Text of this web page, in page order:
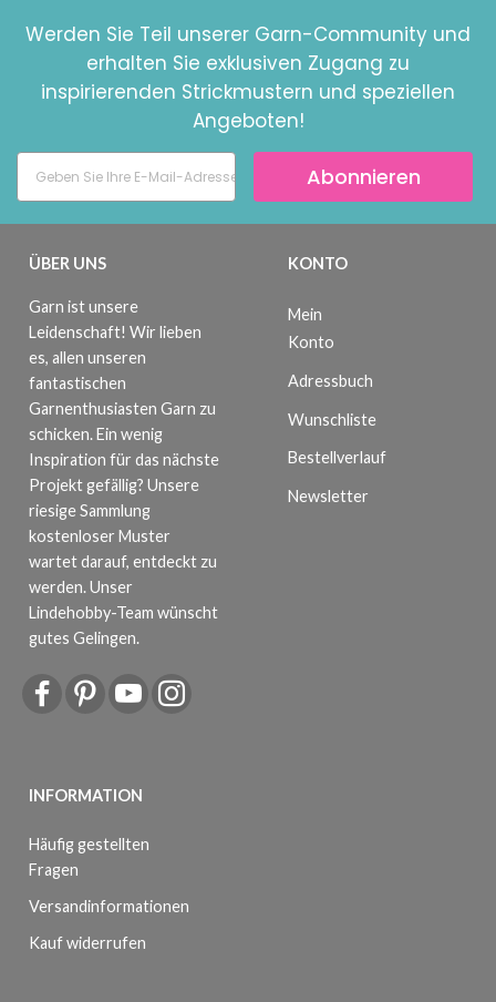
Werden Sie Teil unserer Garn-Community und
erhalten Sie exklusiven Zugang zu
inspirierenden Strickmustern und speziellen
Angeboten!
Abonnieren
ÜBER UNS
Garn ist unsere
Leidenschaft! Wir lieben
es, allen unseren
fantastischen
Garnenthusiasten Garn zu
schicken. Ein wenig
Inspiration für das nächste
Projekt gefällig? Unsere
riesige Sammlung
kostenloser Muster
wartet darauf, entdeckt zu
werden. Unser
Lindehobby-Team wünscht
gutes Gelingen.
INFORMATION
Häufig gestellten
Fragen
Versandinformationen
Kauf widerrufen
KONTO
Mein
Konto
Adressbuch
Wunschliste
Bestellverlauf
Newsletter